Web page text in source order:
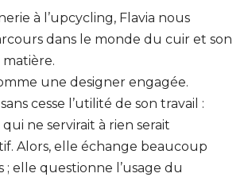
à l’upcycling, Flavia nous
dans le monde du cuir et son
une designer engagée.
cesse l’utilité de son travail :
ne servirait à rien serait
Alors, elle échange beaucoup
; elle questionne l’usage du